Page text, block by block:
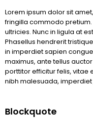
Lorem ipsum dolor sit
fringilla commodo
ultricies. Nunc in ligula at
Phasellus hendrerit
in imperdiet sapien
maximus, ante tellus
porttitor efficitur felis, vitae
nibh malesuada,
Blockquote